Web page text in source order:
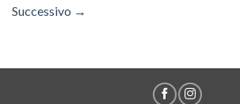
Successivo →